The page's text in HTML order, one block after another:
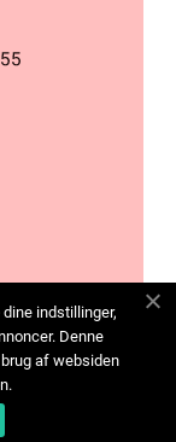
indstillinger,
Denne
af websiden